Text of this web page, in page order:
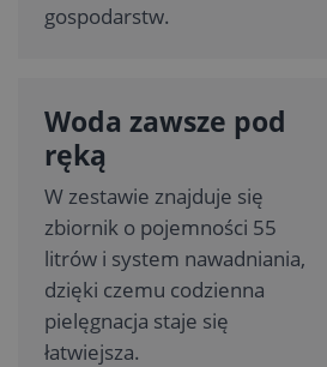
gospodarstw.
Woda zawsze pod
ręką
W zestawie znajduje się
zbiornik o pojemności 55
litrów i system nawadniania,
dzięki czemu codzienna
pielęgnacja staje się
łatwiejsza.